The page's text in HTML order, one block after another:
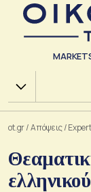
Χ.Α.
ot.gr/Απόψεις/